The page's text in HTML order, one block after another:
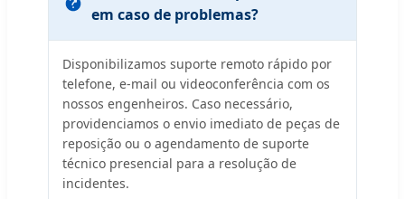
em caso de problemas?
Disponibilizamos suporte remoto rápido por
telefone, e-mail ou videoconferência com os
nossos engenheiros. Caso necessário,
providenciamos o envio imediato de peças de
reposição ou o agendamento de suporte
técnico presencial para a resolução de
incidentes.